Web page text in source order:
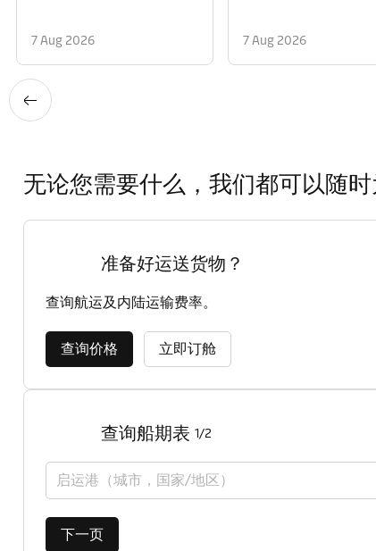
7 Aug 2026 7 Aug 2026
无论您需要什么，我们都可以随
准备好运送货物？
查询航运及内陆运输费率。
查询价格 立即订舱
查询船期表 1/2
启运港（城市，国家/地区）
下一页